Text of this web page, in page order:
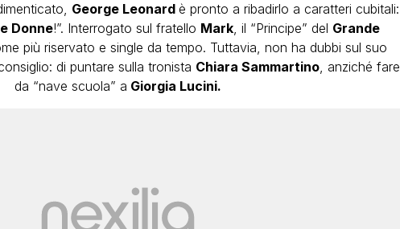
George Leonard è pronto a ribadirlo a caratteri cubitali:
Donne!”. Interrogato sul fratello Mark, il “Principe” del Grande
più riservato e single da tempo. Tuttavia, non ha dubbi sul suo
di puntare sulla tronista Chiara Sammartino, anziché fare
da “nave scuola” a Giorgia Lucini.